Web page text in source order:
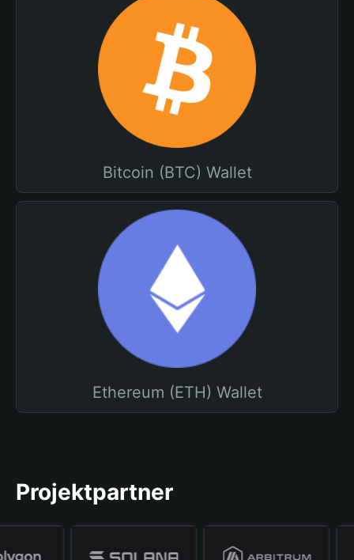
Bitcoin (BTC) Wallet
Ethereum (ETH) Wallet
Projektpartner